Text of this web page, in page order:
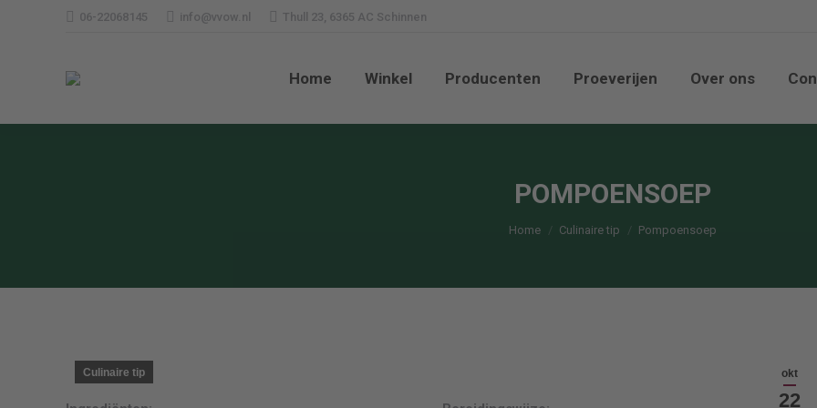
06-22068145 info@vvow.nl Thull 23, 6365 AC Schinnen
Home Winkel Producenten Proeverijen Over ons
POMPOENSOEP
Je bent hier:
Home Culinaire tip Pompoensoep
okt
22
Culinaire tip